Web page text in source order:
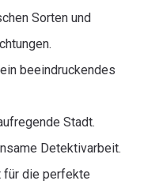
Sorten und
beeindruckendes
Stadt.
Detektivarbeit.
für die perfekte